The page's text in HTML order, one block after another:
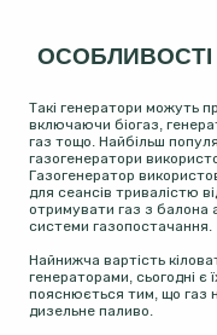
ОСОБЛИВОСТІ
Такі генератори можуть
включаючи біогаз,
газ тощо. Найбільш
газогенератори
Газогенератор
для сеансів тривалістю
отримувати газ з балона
системи газопостачання.
Найнижча вартість
генераторами, сьогодні
пояснюється тим, що газ
дизельне паливо.